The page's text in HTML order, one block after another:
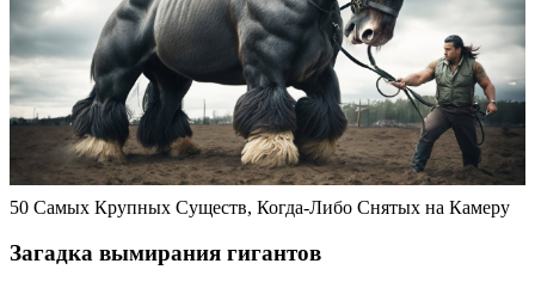
50 Самых Крупных Существ, Когда-Либо Снятых на Камеру
Загадка вымирания гигантов